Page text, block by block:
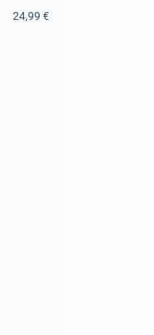
24,99 €